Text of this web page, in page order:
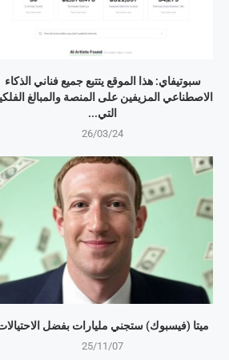
سبوتيفاي: هذا الموقع يتتبع جميع فناني الذكاء
الاصطناعي المزيفين على المنصة والمبالغ
التي...
26/03/24
ميتا (فيسبوك) ستجني مليارات بفضل
25/11/07